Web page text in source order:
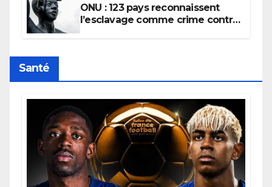
ONU : 123 pays reconnaissent
l’esclavage comme crime contre
Santé